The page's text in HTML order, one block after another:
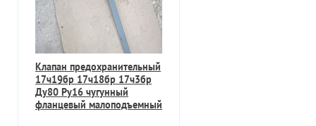
Клапан предохранительный
17ч19бр 17ч18бр 17ч3бр
Ду80 Ру16 чугунный
фланцевый малоподъемный